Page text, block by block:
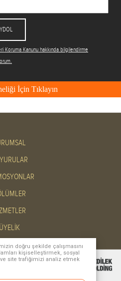
Koruma Kanunu hakkında bilgilendirme
İçin Tıklayın
ÜYELİK
doğru şekilde çalışmasını
kişiselleştirmek, sosyal
site trafiğimizi analiz etmek